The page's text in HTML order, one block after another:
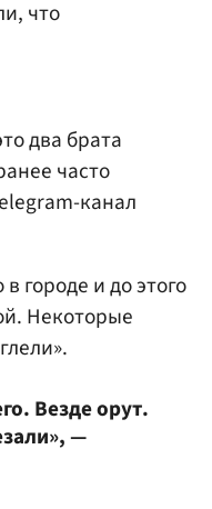
что
два брата
часто
канал
городе и до этого
Некоторые
Везде орут.
—